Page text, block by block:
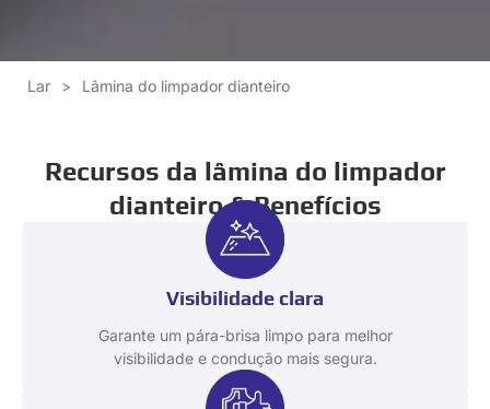
Lar > Lâmina do limpador dianteiro
Recursos da lâmina do limpador
dianteiro & Benefícios
Visibilidade clara
Garante um pára-brisa limpo para melhor
visibilidade e condução mais segura.